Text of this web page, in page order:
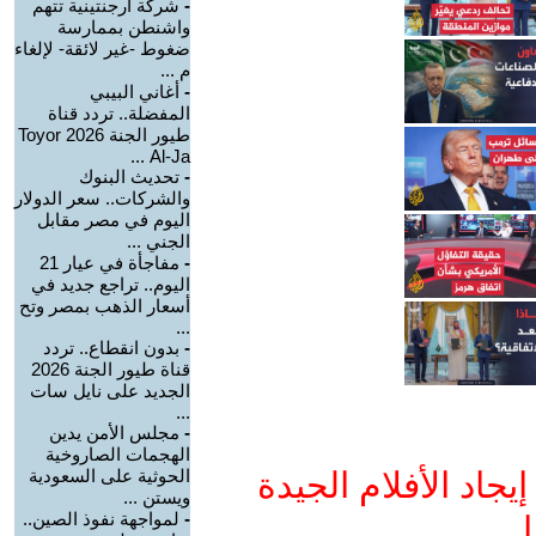
الأفلام الجيدة
- شركة أرجنتينية تتهم
واشنطن بممارسة
ضغوط -غير لائقة- لإلغاء
م ...
- أغاني البيبي
المفضلة.. تردد قناة
طيور الجنة 2026 Toyor
Al-Ja ...
- تحديث البنوك
والشركات.. سعر الدولار
اليوم في مصر مقابل
الجني ...
-
مفاجأة في عيار 21
اليوم.. تراجع جديد في
أسعار الذهب بمصر وتح
...
- بدون انقطاع.. تردد
قناة طيور الجنة 2026
الجديد على نايل سات
...
- مجلس الأمن يدين
الهجمات الصاروخية
الحوثية على السعودية
ويستن ...
- لمواجهة نفوذ الصين..